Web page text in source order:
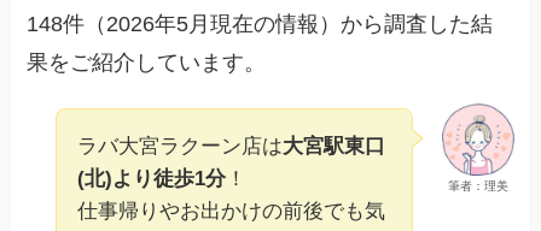
148件（2026年5月現在の情報）から調査した結
果をご紹介しています。
筆者：理美
ラバ大宮ラクーン店は大宮駅東口
(北)より徒歩1分 ！
仕事帰りやお出かけの前後でも気